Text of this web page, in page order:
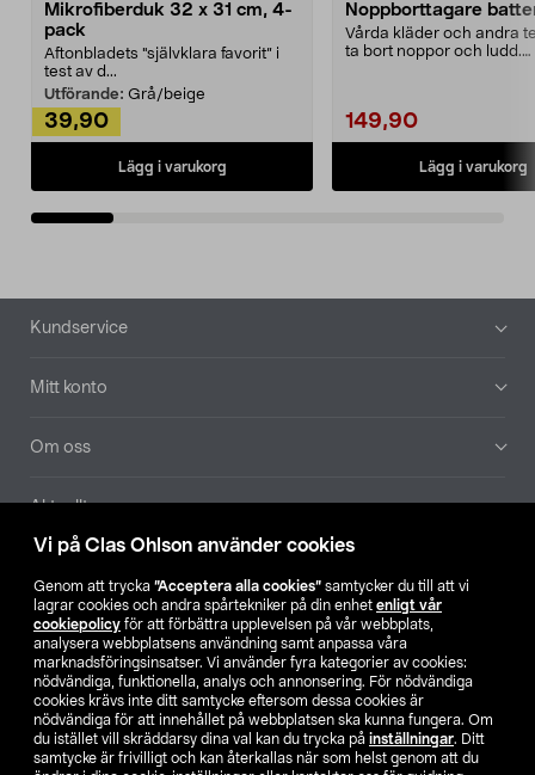
Vi på Clas Ohlson använder cookies
Genom att trycka ”Acceptera alla cookies” samtycker du till att vi
lagrar cookies och andra spårtekniker på din enhet enligt vår
cookiepolicy för att förbättra upplevelsen på vår webbplats,
analysera webbplatsens användning samt anpassa våra
marknadsföringsinsatser. Vi använder fyra kategorier av cookies:
nödvändiga, funktionella, analys och annonsering. För nödvändiga
cookies krävs inte ditt samtycke eftersom dessa cookies är
nödvändiga för att innehållet på webbplatsen ska kunna fungera. Om
du istället vill skräddarsy dina val kan du trycka på inställningar. Ditt
samtycke är frivilligt och kan återkallas när som helst genom att du
Mikrofiberduk 32 x 31 cm, 4-
pack
Aftonbladets "självklara favorit” i
test av d...
Utförande: Grå/beige
39,90
Lägg i varukorg
Noppborttagare
Vårda kläder och andra
ta bort noppor och ludd.
149,90
Lägg i varukorg
Sidfot
Kundservice
Mitt konto
Om oss
Aktuellt
Hitta butik
SE NO FI